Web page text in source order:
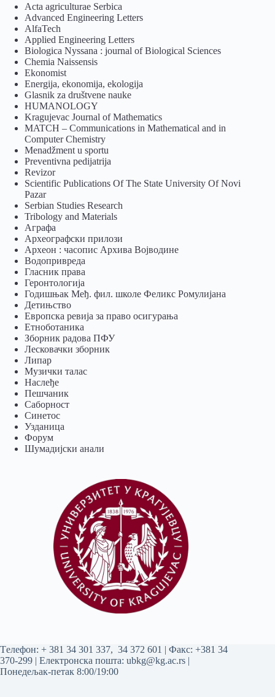
Acta agriculturae Serbica
Advanced Engineering Letters
AlfaTech
Applied Engineering Letters
Biologica Nyssana : journal of Biological Sciences
Chemia Naissensis
Ekonomist
Energija, ekonomija, ekologija
Glasnik za društvene nauke
HUMANOLOGY
Kragujevac Journal of Mathematics
MATCH – Communications in Mathematical and in
Computer Chemistry
Menadžment u sportu
Preventivna pedijatrija
Revizor
Scientific Publications Of The State University Of Novi
Pazar
Serbian Studies Research
Tribology and Materials
Аграфа
Археографски прилози
Археон : часопис Архива Војводине
Водопривреда
Гласник права
Геронтологија
Годишњак Међ. фил. школе Феликс Ромулијана
Детињство
Европска ревија за право осигурања
Eтноботаника
Зборник радова ПФУ
Лесковачки зборник
Липар
Музички талас
Наслеђе
Пешчаник
Саборност
Синетос
Узданица
Форум
Шумадијски анали
Tелефон: + 381 34 301 337, 34 372 601 | Факс: +381 34
370-299 | Електронска пошта: ubkg@kg.ac.rs |
Понедељак-петак 8:00/19:00